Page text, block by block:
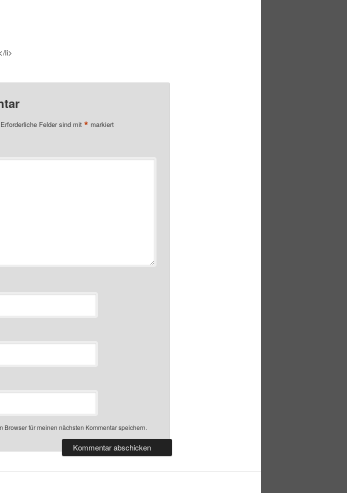
li>
Erforderliche Felder sind mit * markiert
Browser für meinen nächsten Kommentar speichern.